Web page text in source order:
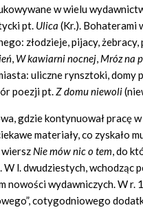
w wielu
pt. Ulica (Kr.). Bohaterami
złodzieje, pijacy,
ń, W kawiarni nocnej, Mróz na
uliczne rynsztoki, domy
poezji pt.Z domu niewoli
gdzie kontynuował pracę w
materiały, co zyskało
wiersz Nie mów nic o tem,do
l. dwudziestych, wchodząc
nowości wydawniczych. W r.
cotygodniowego